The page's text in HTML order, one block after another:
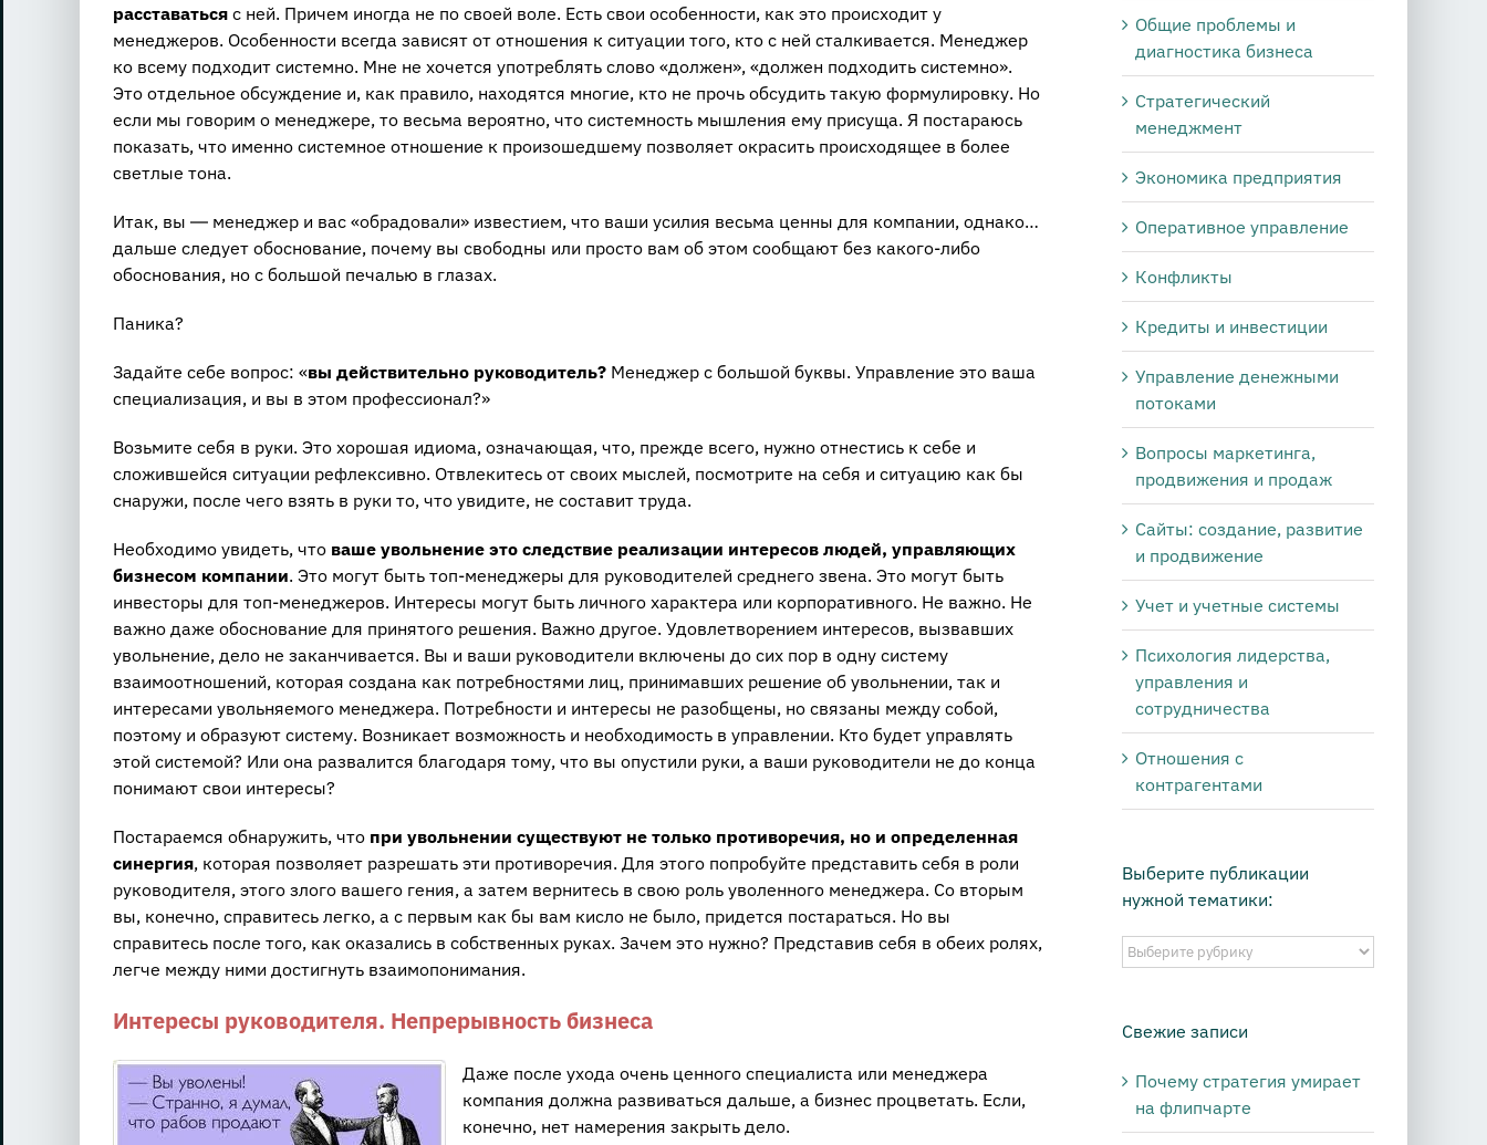
расставатьсяс ней. Причем иногда не по своей воле. Есть свои особенности, как это происходит у
менеджеров. Особенности всегда зависят от отношения к ситуации того, кто с ней сталкивается. Менеджер
ко всему подходит системно. Мне не хочется употреблять слово «должен», «должен подходить системно».
Это отдельное обсуждение и, как правило, находятся многие, кто не прочь обсудить такую формулировку. Но
если мы говорим о менеджере, то весьма вероятно, что системность мышления ему присуща. Я постараюсь
показать, что именно системное отношение к произошедшему позволяет окрасить происходящее в более
светлые тона.
Итак, вы ― менеджер и вас «обрадовали» известием, что ваши усилия весьма ценны для компании, однако…
дальше следует обоснование, почему вы свободны или просто вам об этом сообщают без какого-либо
обоснования, но с большой печалью в глазах.
Паника?
Задайте себе вопрос: «вы действительно руководитель?Менеджер с большой буквы. Управление это ваша
специализация, и вы в этом профессионал?»
Возьмите себя в руки. Это хорошая идиома, означающая, что, прежде всего, нужно отнестись к себе и
сложившейся ситуации рефлексивно. Отвлекитесь от своих мыслей, посмотрите на себя и ситуацию как бы
снаружи, после чего взять в руки то, что увидите, не составит труда.
Необходимо увидеть, что ваше увольнение это следствие реализации интересов людей, управляющих
бизнесом компании. Это могут быть топ-менеджеры для руководителей среднего звена. Это могут быть
инвесторы для топ-менеджеров. Интересы могут быть личного характера или корпоративного. Не важно. Не
важно даже обоснование для принятого решения. Важно другое. Удовлетворением интересов, вызвавших
увольнение, дело не заканчивается. Вы и ваши руководители включены до сих пор в одну систему
взаимоотношений, которая создана как потребностями лиц, принимавших решение об увольнении, так и
интересами увольняемого менеджера. Потребности и интересы не разобщены, но связаны между собой,
поэтому и образуют систему. Возникает возможность и необходимость в управлении. Кто будет управлять
этой системой? Или она развалится благодаря тому, что вы опустили руки, а ваши руководители не до конца
понимают свои интересы?
Постараемся обнаружить, чтопри увольнении существуют не только противоречия, но и определенная
синергия, которая позволяет разрешать эти противоречия. Для этого попробуйте представить себя в роли
руководителя, этого злого вашего гения, а затем вернитесь в свою роль уволенного менеджера. Со вторым
вы, конечно, справитесь легко, а с первым как бы вам кисло не было, придется постараться. Но вы
справитесь после того, как оказались в собственных руках. Зачем это нужно? Представив себя в обеих ролях,
легче между ними достигнуть взаимопонимания.
Интересы руководителя. Непрерывность бизнеса
Даже после ухода очень ценного специалиста или менеджера
компания должна развиваться дальше, а бизнес процветать. Если,
конечно, нет намерения закрыть дело.
Общие проблемы и
диагностика бизнеса
Стратегический
менеджмент
Экономика предприятия
Оперативное управление
Конфликты
Кредиты и инвестиции
Управление денежными
потоками
Вопросы маркетинга,
продвижения и продаж
Сайты: создание, развитие
и продвижение
Учет и учетные системы
Психология лидерства,
управления и
сотрудничества
Отношения с
контрагентами
Выберите публикации
нужной тематики:
Выберите
публикации
тематики:
Свежие записи
Почему стратегия умирает
на флипчарте